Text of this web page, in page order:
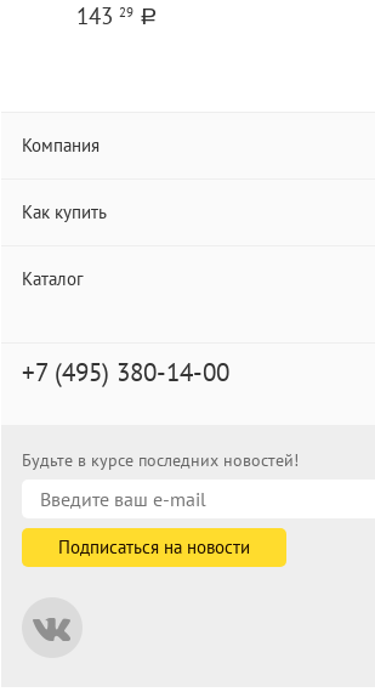
143 29 a
Компания
Как купить
Каталог
+7 (495) 380-14-00
Будьте в курсе последних новостей!